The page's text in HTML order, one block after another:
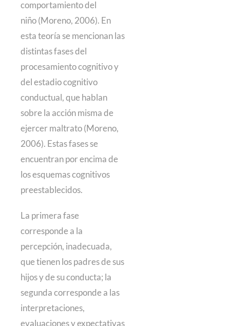
comportamiento del
niño (Moreno, 2006). En
esta teoría se mencionan las
distintas fases del
procesamiento cognitivo y
del estadio cognitivo
conductual, que hablan
sobre la acción misma de
ejercer maltrato (Moreno,
2006). Estas fases se
encuentran por encima de
los esquemas cognitivos
preestablecidos.
La primera fase
corresponde a la
percepción, inadecuada,
que tienen los padres de sus
hijos y de su conducta; la
segunda corresponde a las
interpretaciones,
evaluaciones y expectativas